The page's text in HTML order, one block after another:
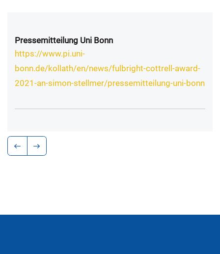
Pressemitteilung Uni Bonn
https://www.pi.uni-
bonn.de/kollath/en/news/fulbright-cottrell-award-
2021-an-simon-stellmer/pressemitteilung-uni-bonn